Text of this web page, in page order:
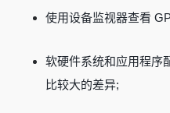
使用设备监视器查看
软硬件系统和应用程序
比较大的差异;